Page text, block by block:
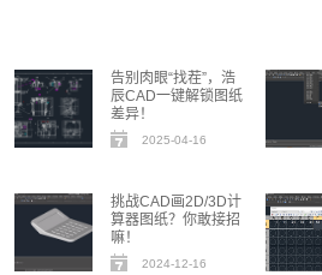
告别肉眼“找茬”，浩
辰CAD一键解锁图纸
差异！
2025-04-16
挑战CAD画2D/3D计
算器图纸？你敢接招
嘛！
2024-12-16